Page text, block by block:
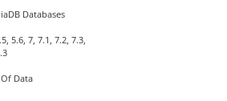
Databases
5.6, 7, 7.1, 7.2, 7.3,
Data